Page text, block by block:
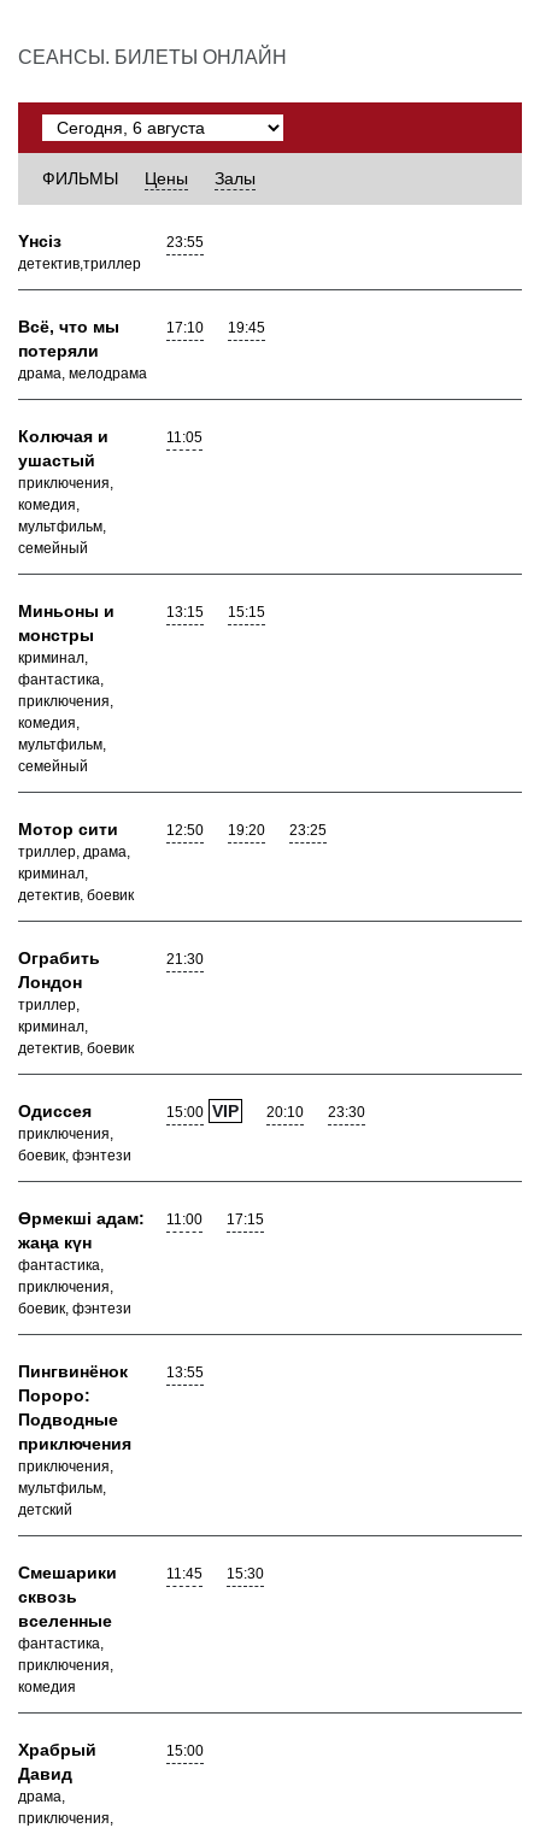
СЕАНСЫ. БИЛЕТЫ ОНЛАЙН
ФИЛЬМЫ Цены Залы
Yнсiз
детектив,триллер
23:55
Всё, что мы
потеряли
драма, мелодрама
17:10 19:45
Колючая и
ушастый
приключения,
комедия,
мультфильм,
семейный
11:05
Миньоны и
монстры
криминал,
фантастика,
приключения,
комедия,
мультфильм,
семейный
13:15 15:15
Мотор сити
триллер, драма,
криминал,
детектив, боевик
12:50 19:20 23:25
Ограбить
Лондон
триллер,
криминал,
детектив, боевик
21:30
Одиссея
приключения,
боевик, фэнтези
15:00 VIP 20:10 23:30
Өрмекші адам:
жаңа күн
фантастика,
приключения,
боевик, фэнтези
11:00 17:15
Пингвинёнок
Пороро:
Подводные
приключения
приключения,
мультфильм,
детский
13:55
Смешарики
сквозь
вселенные
фантастика,
приключения,
комедия
11:45 15:30
Храбрый
Давид
драма,
приключения,
15:00